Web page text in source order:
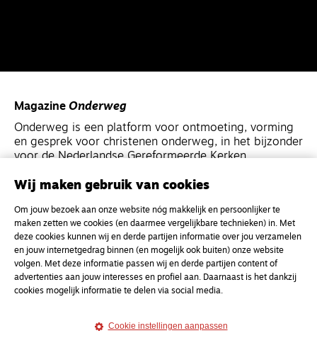
Magazine Onderweg
Onderweg is een platform voor ontmoeting, vorming
en gesprek voor christenen onderweg, in het bijzonder
voor de Nederlandse Gereformeerde Kerken.
Magazine
Onderweg
Kvk-nummer 33277063
NL46 INGB 0117 5827 86
info@onderwegonline.nl
Wij maken gebruik van cookies
Om jouw bezoek aan onze website nóg makkelijk en persoonlijker te
maken zetten we cookies (en daarmee vergelijkbare technieken) in. Met
deze cookies kunnen wij en derde partijen informatie over jou verzamelen
en jouw internetgedrag binnen (en mogelijk ook buiten) onze website
volgen. Met deze informatie passen wij en derde partijen content of
advertenties aan jouw interesses en profiel aan. Daarnaast is het dankzij
cookies mogelijk informatie te delen via social media.
Cookie instellingen aanpassen